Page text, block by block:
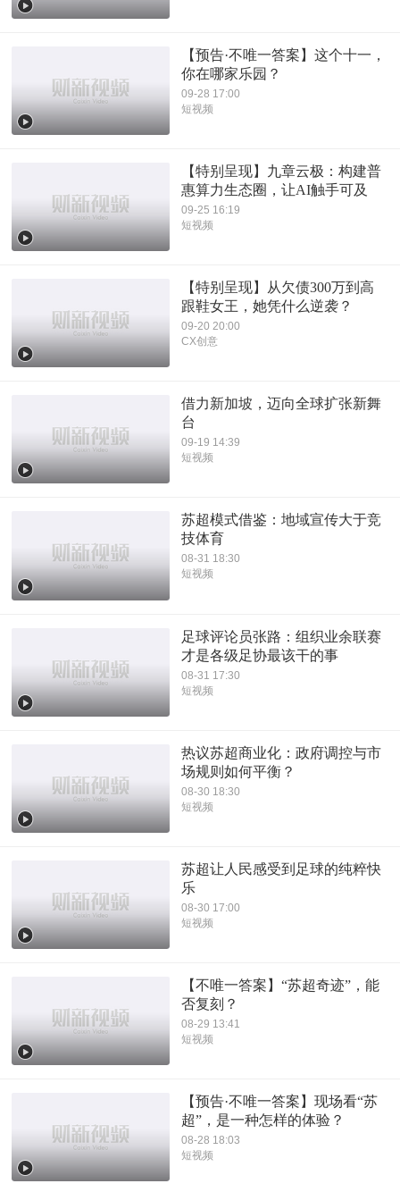
【预告·不唯一答案】这个十一，
你在哪家乐园？
09-28 17:00
短视频
【特别呈现】九章云极：构建普
惠算力生态圈，让AI触手可及
09-25 16:19
短视频
【特别呈现】从欠债300万到高
跟鞋女王，她凭什么逆袭？
09-20 20:00
CX创意
借力新加坡，迈向全球扩张新舞
台
09-19 14:39
短视频
苏超模式借鉴：地域宣传大于竞
技体育
08-31 18:30
短视频
足球评论员张路：组织业余联赛
才是各级足协最该干的事
08-31 17:30
短视频
热议苏超商业化：政府调控与市
场规则如何平衡？
08-30 18:30
短视频
苏超让人民感受到足球的纯粹快
乐
08-30 17:00
短视频
【不唯一答案】“苏超奇迹”，能
否复刻？
08-29 13:41
短视频
【预告·不唯一答案】现场看“苏
超”，是一种怎样的体验？
08-28 18:03
短视频